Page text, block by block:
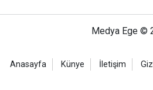
Medya Ege ©
Anasayfa Künye İletişim